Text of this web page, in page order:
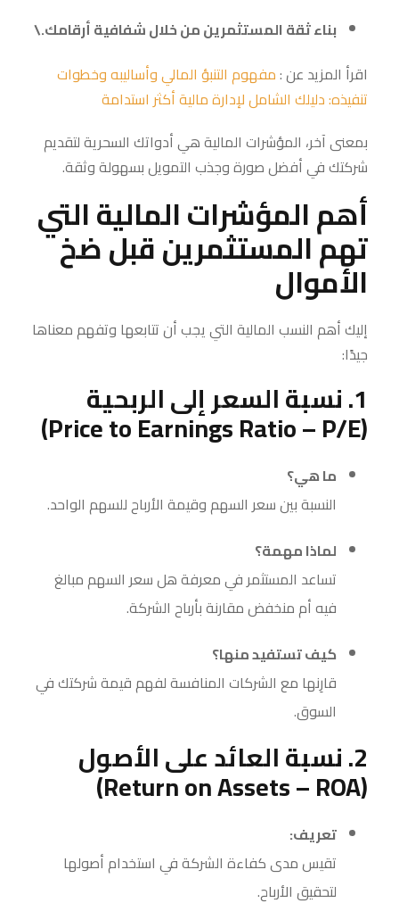
بناء ثقة المستثمرين من خلال شفافية أرقامك.\
اقرأ المزيد عن :مفهوم التنبؤ المالي وأساليبه وخطوات
تنفيذه: دليلك الشامل لإدارة مالية أكثر استدامة
بمعنى آخر، المؤشرات المالية هي أدواتك السحرية لتقديم
شركتك في أفضل صورة وجذب التمويل بسهولة وثقة.
أهم المؤشرات المالية التي
تهم المستثمرين قبل ضخ
الأموال
إليك أهم النسب المالية التي يجب أن تتابعها وتفهم معناها
جيدًا:
1. نسبة السعر إلى الربحية
(Price to Earnings Ratio – P/E)
ما هي؟
النسبة بين سعر السهم وقيمة الأرباح للسهم الواحد.
لماذا مهمة؟
تساعد المستثمر في معرفة هل سعر السهم مبالغ
فيه أم منخفض مقارنة بأرباح الشركة.
كيف تستفيد منها؟
قارِنها مع الشركات المنافسة لفهم قيمة شركتك في
السوق.
2. نسبة العائد على الأصول
(Return on Assets – ROA)
تعريف:
تقيس مدى كفاءة الشركة في استخدام أصولها
لتحقيق الأرباح.